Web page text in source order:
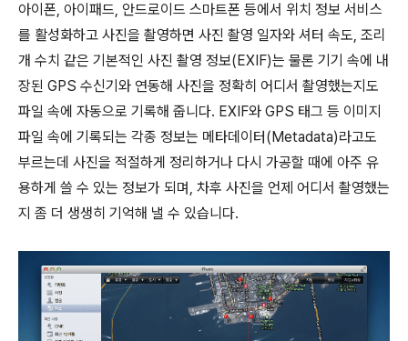
아이폰, 아이패드, 안드로이드 스마트폰 등에서 위치 정보 서비스
를 활성화하고 사진을 촬영하면 사진 촬영 일자와 셔터 속도, 조리
개 수치 같은 기본적인 사진 촬영 정보(EXIF)는 물론 기기 속에 내
장된 GPS 수신기와 연동해 사진을 정확히 어디서 촬영했는지도
파일 속에 자동으로 기록해 줍니다. EXIF와 GPS 태그 등 이미지
파일 속에 기록되는 각종 정보는 메타데이터(Metadata)라고도
부르는데 사진을 적절하게 정리하거나 다시 가공할 때에 아주 유
용하게 쓸 수 있는 정보가 되며, 차후 사진을 언제 어디서 촬영했는
지 좀 더 생생히 기억해 낼 수 있습니다.